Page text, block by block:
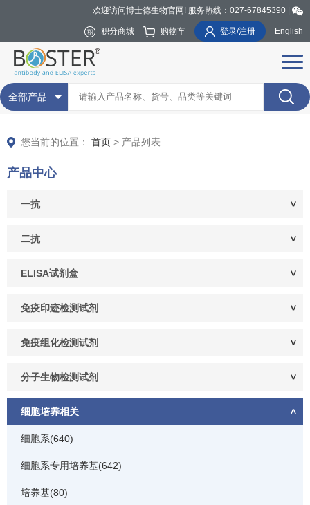
欢迎访问博士德生物官网! 服务热线：027-67845390 |
积分商城 购物车 登录/注册 English
全部产品
您当前的位置： 首页 > 产品列表
产品中心
一抗
二抗
ELISA试剂盒
免疫印迹检测试剂
免疫组化检测试剂
分子生物检测试剂
细胞培养相关
细胞系(640)
细胞系专用培养基(642)
培养基(80)